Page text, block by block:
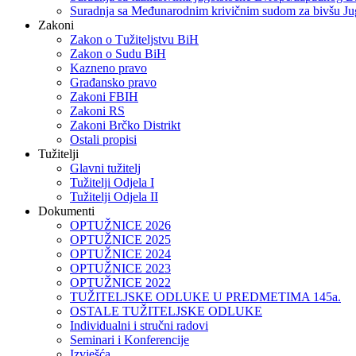
Suradnja sa Međunarodnim krivičnim sudom za bivšu
Zakoni
Zakon o Тužiteljstvu BiH
Zakon o Sudu BiH
Kazneno pravo
Građansko pravo
Zakoni FBIH
Zakoni RS
Zakoni Brčko Distrikt
Ostali propisi
Tužitelji
Glavni tužitelj
Tužitelji Odjela I
Tužitelji Odjela II
Dokumenti
OPTUŽNICE 2026
OPTUŽNICE 2025
OPTUŽNICE 2024
OPTUŽNICE 2023
OPTUŽNICE 2022
TUŽITELJSKE ODLUKE U PREDMETIMA 145a.
OSTALE TUŽITELJSKE ODLUKE
Individualni i stručni radovi
Seminari i Konferencije